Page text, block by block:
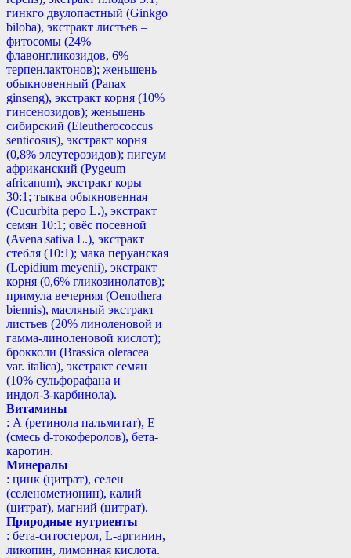
гинкго двулопастный (Ginkgo
biloba), экстракт листьев –
фитосомы (24%
флавонгликозидов, 6%
терпенлактонов); женьшень
обыкновенный (Panax
ginseng), экстракт корня (10%
гинсенозидов); женьшень
сибирский (Eleutherococcus
senticosus), экстракт корня
(0,8% элеутерозидов); пигеум
африканский (Pygeum
africanum), экстракт коры
30:1; тыква обыкновенная
(Cucurbita реро L.), экстракт
семян 10:1; овёс посевной
(Avena sativa L.), экстракт
стебля (10:1); мака перуанская
(Lepidium meyenii), экстракт
корня (0,6% гликозинолатов);
примула вечерняя (Oenothera
biennis), масляный экстракт
листьев (20% линоленовой и
гамма-линоленовой кислот);
брокколи (Brassica oleracea
var. italica), экстракт семян
(10% сульфорафана и
индол-3-карбинола).
Витамины
: А (ретинола пальмитат), Е
(смесь d-токоферолов), бета-
каротин.
Минералы
: цинк (цитрат), селен
(селенометионин), калий
(цитрат), магний (цитрат).
Природные нутриенты
: бета-ситостерол, L-аргинин,
ликопин, лимонная кислота.